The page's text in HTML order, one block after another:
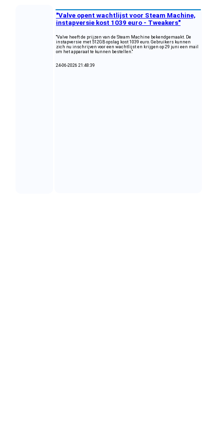
"Valve opent wachtlijst voor Steam Machine,
instapversie kost 1039 euro - Tweakers"
"Valve heeft de prijzen van de Steam Machine bekendgemaakt. De
instapversie met 512GB opslag kost 1039 euro. Gebruikers kunnen
zich nu inschrijven voor een wachtlijst en krijgen op 29 juni een mail
om het apparaat te kunnen bestellen."
24-06-2026 21:48:39